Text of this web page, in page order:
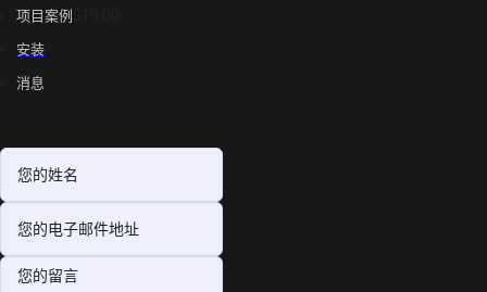
项目案例 $10.00
安装
消息